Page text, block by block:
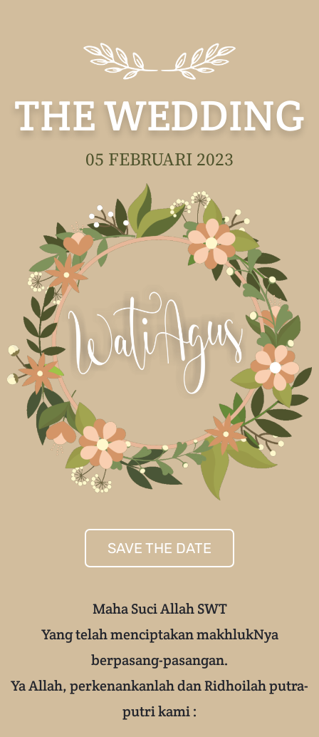
THE WEDDING
05 FEBRUARI 2023
SAVE THE DATE
Maha Suci Allah SWT
Yang telah menciptakan makhlukNya
berpasang-pasangan.
Ya Allah, perkenankanlah dan Ridhoilah putra-
putri kami :